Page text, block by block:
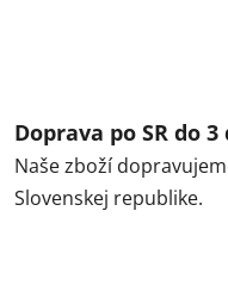
Doprava po SR do 3
Naše zboží
Slovenskej republike.